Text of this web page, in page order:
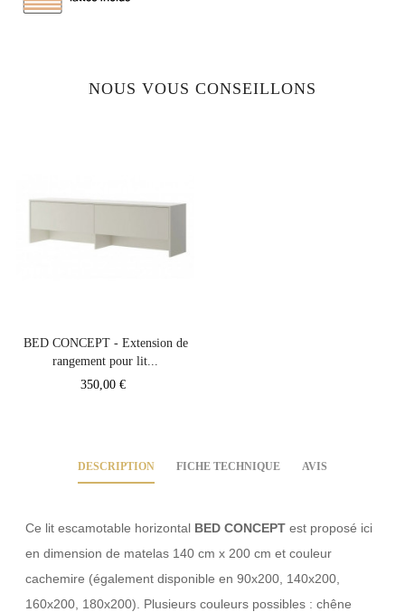
NOUS VOUS CONSEILLONS
BED CONCEPT - Extension de
rangement pour lit...
Prix
350,00 €
DESCRIPTION FICHE TECHNIQUE AVIS
Ce lit escamotable horizontal BED CONCEPT est proposé ici
en dimension de matelas 140 cm x 200 cm et couleur
cachemire (également disponible en 90x200, 140x200,
160x200, 180x200). Plusieurs couleurs possibles : chêne